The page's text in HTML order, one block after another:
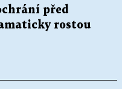
před
rostou